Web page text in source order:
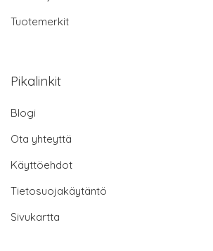
Tuotemerkit
Pikalinkit
Blogi
Ota yhteyttä
Käyttöehdot
Tietosuojakäytäntö
Sivukartta